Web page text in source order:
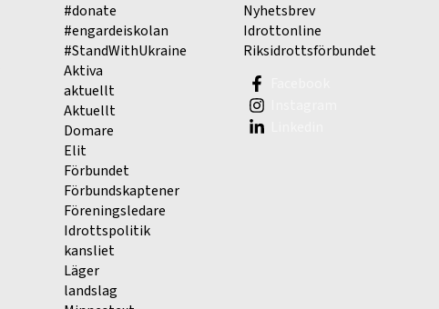
#donate
#engardeiskolan
#StandWithUkraine
Aktiva
aktuellt
Aktuellt
Domare
Elit
Förbundet
Förbundskaptener
Föreningsledare
Idrottspolitik
kansliet
Läger
landslag
Nyhetsbrev
Idrottonline
Riksidrottsförbundet